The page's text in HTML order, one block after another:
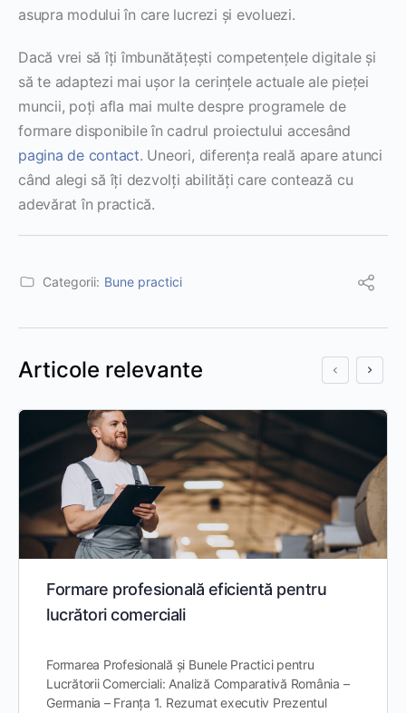
asupra modului în care lucrezi și evoluezi.
Dacă vrei să îți îmbunătățești competențele digitale și
să te adaptezi mai ușor la cerințele actuale ale pieței
muncii, poți afla mai multe despre programele de
formare disponibile în cadrul proiectului accesând
pagina de contact. Uneori, diferența reală apare atunci
când alegi să îți dezvolți abilități care contează cu
adevărat în practică.
Categorii: Bune practici
Articole relevante
Formare profesională eficientă pentru
lucrători comerciali
Formarea Profesională și Bunele Practici pentru
Lucrătorii Comerciali: Analiză Comparativă România –
Germania – Franța 1. Rezumat executiv Prezentul